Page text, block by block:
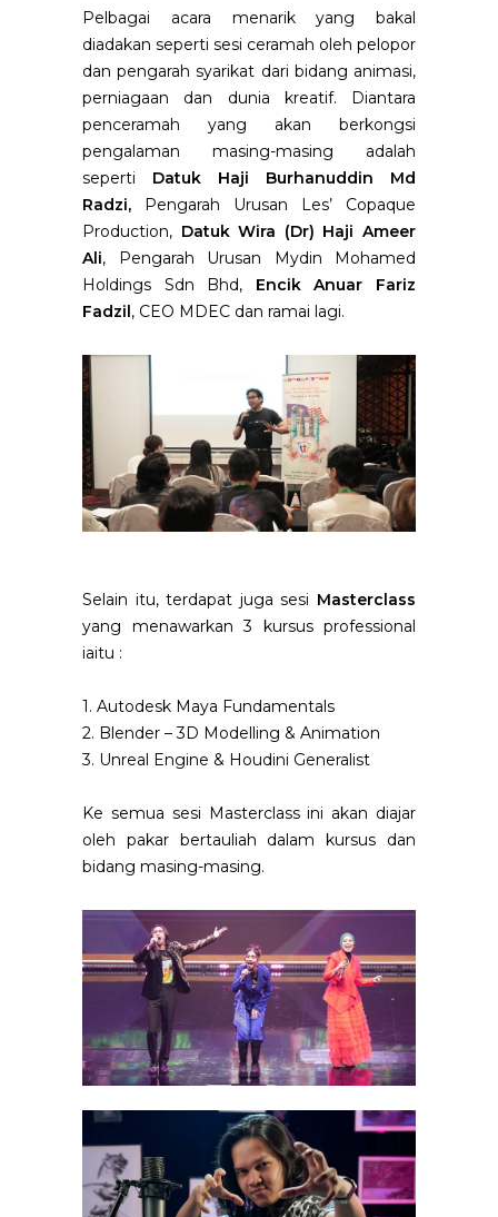
Pelbagai acara menarik yang bakal
diadakan seperti sesi ceramah oleh pelopor
dan pengarah syarikat dari bidang animasi,
perniagaan dan dunia kreatif. Diantara
penceramah yang akan berkongsi
pengalaman masing-masing adalah
seperti Datuk Haji Burhanuddin Md
Radzi, Pengarah Urusan Les’ Copaque
Production, Datuk Wira (Dr) Haji Ameer
Ali, Pengarah Urusan Mydin Mohamed
Holdings Sdn Bhd, Encik Anuar Fariz
Fadzil, CEO MDEC dan ramai lagi.
Selain itu, terdapat juga sesi Masterclass
yang menawarkan 3 kursus professional
iaitu :
1. Autodesk Maya Fundamentals
2. Blender – 3D Modelling & Animation
3. Unreal Engine & Houdini Generalist
Ke semua sesi Masterclass ini akan diajar
oleh pakar bertauliah dalam kursus dan
bidang masing-masing.